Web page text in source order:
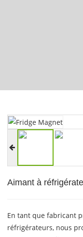
Aimant à
En tant que fabricant
réfrigérateurs, nous